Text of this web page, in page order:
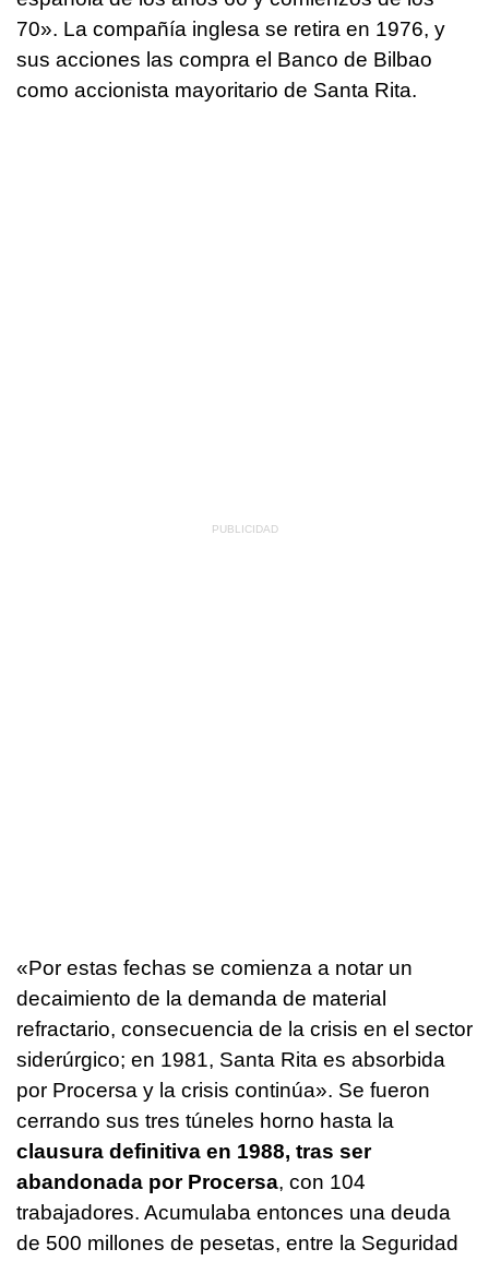
70». La compañía inglesa se retira en 1976, y
sus acciones las compra el Banco de Bilbao
como accionista mayoritario de Santa Rita.
«Por estas fechas se comienza a notar un
decaimiento de la demanda de material
refractario, consecuencia de la crisis en el sector
siderúrgico; en 1981, Santa Rita es absorbida
por Procersa y la crisis continúa». Se fueron
cerrando sus tres túneles horno hasta la
clausura definitiva en 1988, tras ser
abandonada por Procersa, con 104
trabajadores. Acumulaba entonces una deuda
de 500 millones de pesetas, entre la Seguridad